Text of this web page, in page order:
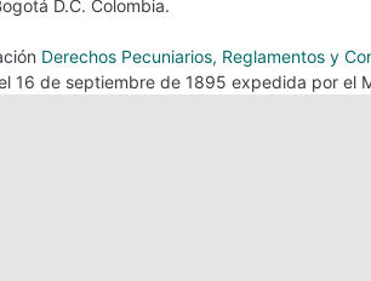
D.C. Colombia.
Derechos Pecuniarios, Reglamentos y
16 de septiembre de 1895 expedida por el